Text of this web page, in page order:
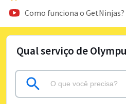
Como funciona o GetNinjas?
Qual serviço de